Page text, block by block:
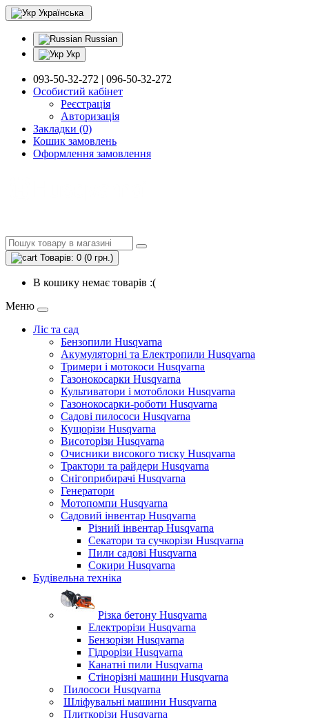
Українська
Russian
Укр
093-50-32-272 | 096-50-32-272
Особистий кабінет
Реєстрація
Авторизація
Закладки (0)
Кошик замовлень
Оформлення замовлення
Товарів: 0 (0 грн.)
В кошику немає товарів :(
Меню
Ліс та сад
Бензопили Husqvarna
Акумуляторні та Електропили Husqvarna
Тримери і мотокоси Husqvarna
Газонокосарки Husqvarna
Культиватори і мотоблоки Husqvarna
Газонокосарки-роботи Husqvarna
Садові пилососи Husqvarna
Кущорізи Husqvarna
Висоторізи Husqvarna
Очисники високого тиску Husqvarna
Трактори та райдери Husqvarna
Снігоприбирачі Husqvarna
Генератори
Мотопомпи Husqvarna
Садовий інвентар Husqvarna
Різний інвентар Husqvarna
Секатори та сучкорізи Husqvarna
Пили садові Husqvarna
Сокири Husqvarna
Будівельна техніка
Різка бетону Husqvarna
Електрорізи Husqvarna
Бензорізи Husqvarna
Гідрорізи Husqvarna
Канатні пили Husqvarna
Стінорізні машини Husqvarna
Пилососи Husqvarna
Шліфувальні машини Husqvarna
Плиткорізи Husqvarna